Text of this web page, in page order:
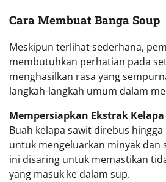
Cara Membuat Banga Soup
Meskipun terlihat sederhana,
membutuhkan perhatian pada
menghasilkan rasa yang
langkah-langkah umum dalam
Mempersiapkan Ekstrak
Buah kelapa sawit direbus
untuk mengeluarkan minyak dan
ini disaring untuk memastikan
yang masuk ke dalam sup.